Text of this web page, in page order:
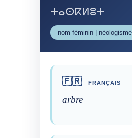
ⵜⴰⵙⴽⵍⵓⵜ
nom féminin | néologisme
🇫🇷 FRANÇAIS
arbre